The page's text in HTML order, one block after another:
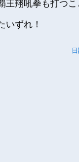
王翔吼拳も打つ
いずれ！